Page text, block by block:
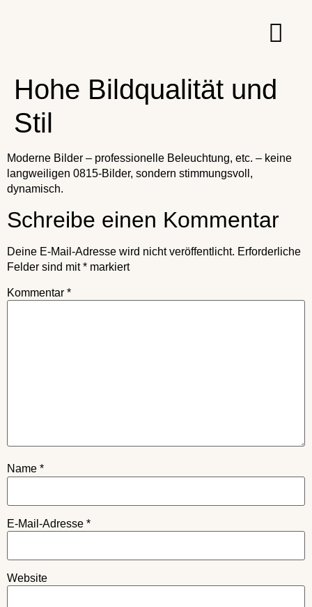
Hohe Bildqualität und
Stil
Moderne Bilder – professionelle Beleuchtung, etc. – keine
langweiligen 0815-Bilder, sondern stimmungsvoll,
dynamisch.
Schreibe einen Kommentar
Deine E-Mail-Adresse wird nicht veröffentlicht. Erforderliche
Felder sind mit* markiert
Kommentar *
Name *
E-Mail-Adresse *
Website